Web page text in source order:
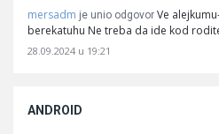
mersadm je unio odgovor Ve
berekatuhu Ne treba da ide kod
28.09.2024 u 19:21
ANDROID